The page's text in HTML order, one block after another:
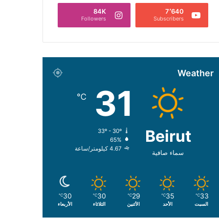
7٬640
Subscribers
84K
Followers
Weather
Beirut
سماء صافية
31
℃
33º - 30º
65%
4.67 كيلومتر/ساعة
33
℃
السبت
35
℃
الأحد
29
℃
الأثنين
30
℃
الثلاثاء
30
℃
الأربعاء